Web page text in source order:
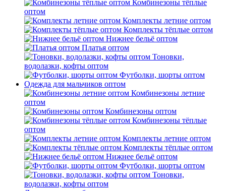
Комбинезоны тёплые
оптом
Комплекты летние оптом
Комплекты тёплые оптом
Нижнее бельё оптом
Платья оптом
Тоновки,
водолазки, кофты оптом
Футболки, шорты оптом
Одежда для мальчиков оптом
Комбинезоны летние
оптом
Комбинезоны оптом
Комбинезоны тёплые
оптом
Комплекты летние оптом
Комплекты тёплые оптом
Нижнее бельё оптом
Футболки, шорты оптом
Тоновки,
водолазки, кофты оптом